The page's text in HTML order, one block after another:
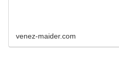
venez-maider.com